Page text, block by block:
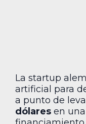
La startup
artificial para
a punto de
dólares en